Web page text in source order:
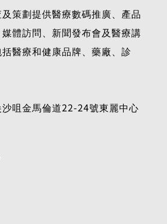
策劃提供醫療數碼推廣、產品
體訪問、新聞發布會及醫療講
醫療和健康品牌、藥廠、診
咀金馬倫道22-24號東麗中心